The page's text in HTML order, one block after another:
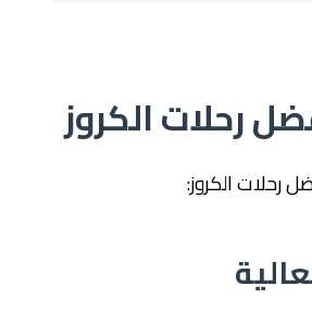
رحلات الكروز
رحلات الكروز: